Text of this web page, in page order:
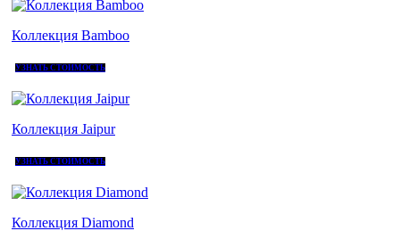
Коллекция Bamboo
УЗНАТЬ СТОИМОСТЬ
Коллекция Jaipur
УЗНАТЬ СТОИМОСТЬ
Коллекция Diamond